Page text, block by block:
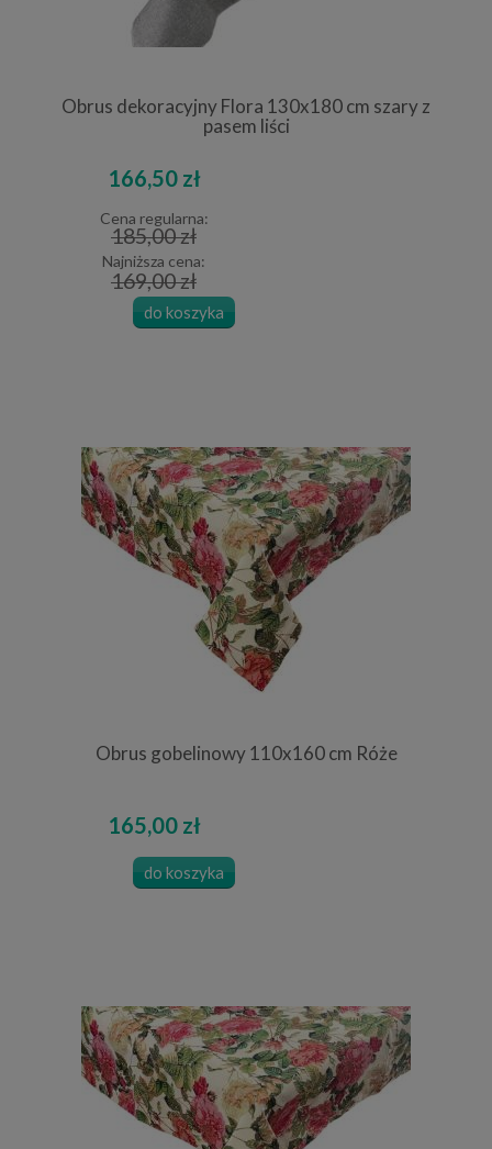
Obrus dekoracyjny Flora 130x180 cm szary z
pasem liści
166,50 zł
Cena regularna:
185,00 zł
Najniższa cena:
169,00 zł
do koszyka
Obrus gobelinowy 110x160 cm Róże
165,00 zł
do koszyka